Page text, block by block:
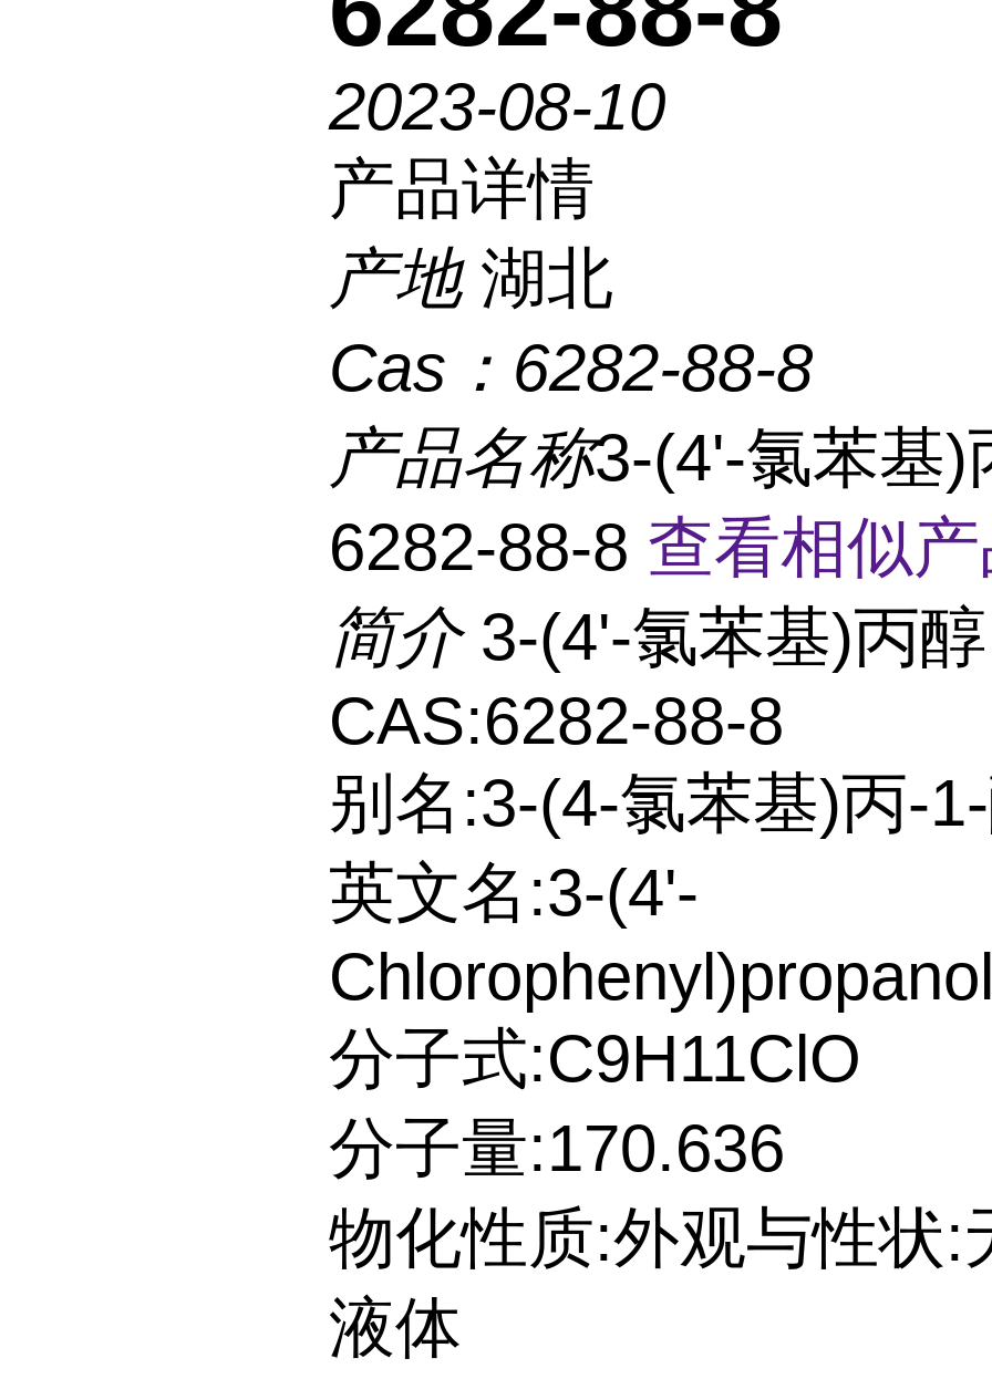
2023-08-10
产品详情
产地 湖北
Cas： 6282-88-8
产品名称3-(4'-氯苯基)
6282-88-8 查看相似
简介 3-(4'-氯苯基)丙醇
CAS:6282-88-8
别名:3-(4-氯苯基)丙-
英文名:3-(4'-
分子式:C9H11ClO
分子量:170.636
物化性质:外观与性状:
液体